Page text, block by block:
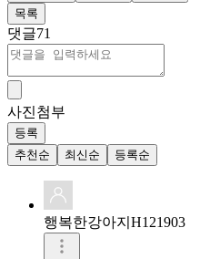
목록
댓글71
사진첨부
등록
추천순
최신순 등록순
행복한강아지H121903